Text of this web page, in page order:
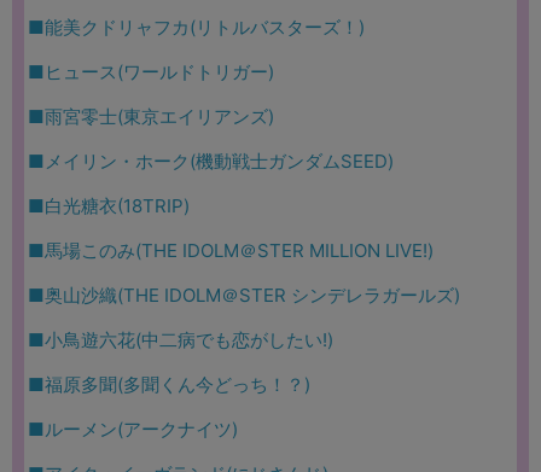
■能美クドリャフカ(リトルバスターズ！)
■ヒュース(ワールドトリガー)
■雨宮零士(東京エイリアンズ)
■メイリン・ホーク(機動戦士ガンダムSEED)
■白光糖衣(18TRIP)
■馬場このみ(THE IDOLM＠STER MILLION LIVE!)
■奥山沙織(THE IDOLM＠STER シンデレラガールズ)
■小鳥遊六花(中二病でも恋がしたい!)
■福原多聞(多聞くん今どっち！？)
■ルーメン(アークナイツ)